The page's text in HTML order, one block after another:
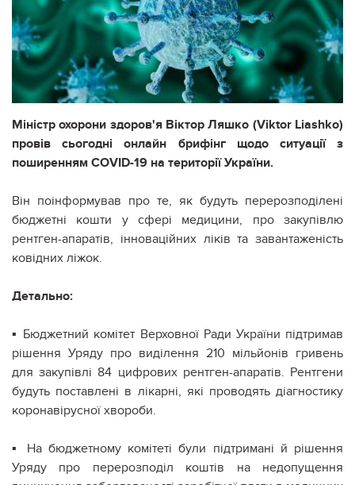
Міністр охорони здоров'я Віктор Ляшко (Viktor Liashko)
провів сьогодні онлайн брифінг щодо ситуації з
поширенням COVID-19 на території України.
Він поінформував про те, як будуть перерозподілені
бюджетні кошти у сфері медицини, про закупівлю
рентген-апаратів, інноваційних ліків та завантаженість
ковідних ліжок.
Детально:
▪ Бюджетний комітет Верховної Ради України підтримав
рішення Уряду про виділення 210 мільйонів гривень
для закупівлі 84 цифрових рентген-апаратів. Рентгени
будуть поставлені в лікарні, які проводять діагностику
коронавірусної хвороби.
▪ На бюджетному комітеті були підтримані й рішення
Уряду про перерозподіл коштів на недопущення